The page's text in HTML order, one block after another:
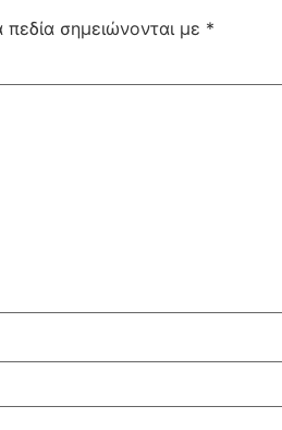
σημειώνονται με *